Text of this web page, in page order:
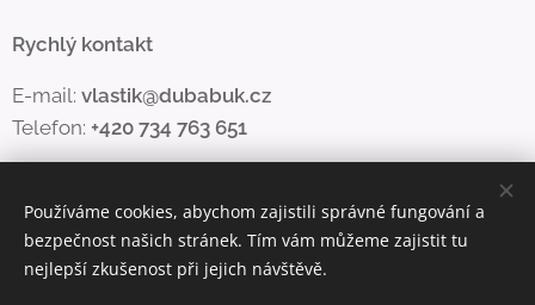
Rychlý kontakt
E-mail: vlastik@dubabuk.cz
Telefon: +420 734 763 651
Používáme cookies, abychom zajistili správné fungování a
bezpečnost našich stránek. Tím vám můžeme zajistit tu
nejlepší zkušenost při jejich návštěvě.